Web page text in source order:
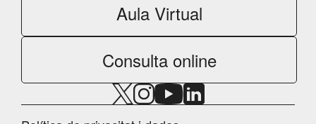
Aula Virtual
Consulta online